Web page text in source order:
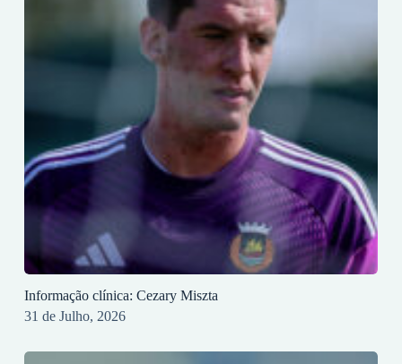
Informação clínica: Cezary Miszta
31 de Julho, 2026